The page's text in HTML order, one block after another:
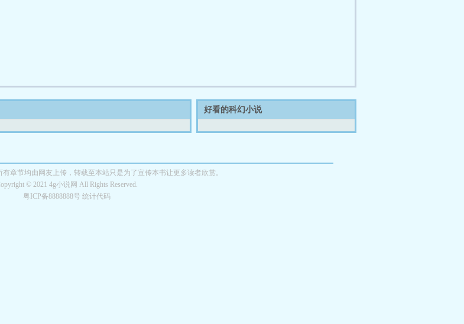
好看的科幻小说
章节均由网友上传，转载至本站只是为了宣传本书让更多读者欣赏。
© 2021 4g小说网 All Rights Reserved.
粤ICP备8888888号 统计代码